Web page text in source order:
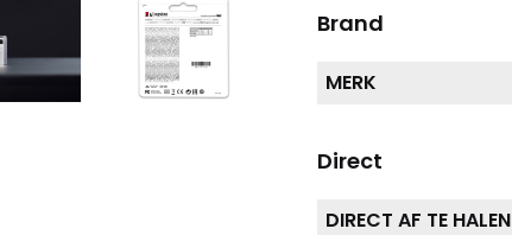
Brand
MERK
Direct
DIRECT AF TE HALEN